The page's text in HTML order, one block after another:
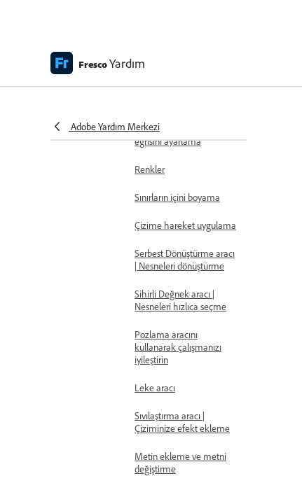
FrescoYardım
Adobe Yardım MerkeziEkran kalemindeki basınç
eğrisini ayarlama
Renkler
Sınırların içini boyama
Çizime hareket uygulama
Serbest Dönüştürme aracı
| Nesneleri dönüştürme
Sihirli Değnek aracı |
Nesneleri hızlıca seçme
Pozlama aracını
kullanarak çalışmanızı
iyileştirin
Leke aracı
Sıvılaştırma aracı |
Çiziminize efekt ekleme
Metin ekleme ve metni
değiştirme